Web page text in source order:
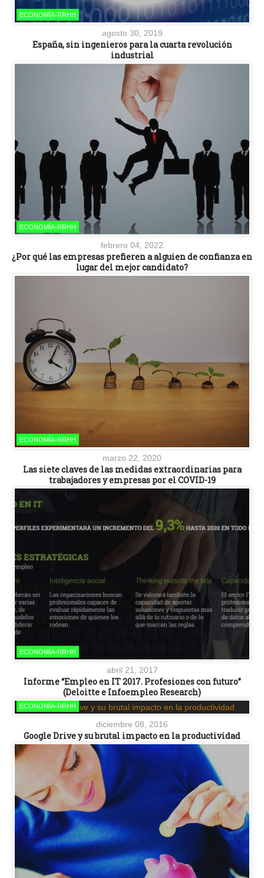
ECONOMÍA-RRHH
agosto 30, 2019
España, sin ingenieros para la cuarta revolución
industrial
ECONOMÍA-RRHH
febrero 04, 2022
¿Por qué las empresas prefieren a alguien de confianza en
lugar del mejor candidato?
ECONOMÍA-RRHH
marzo 22, 2020
Las siete claves de las medidas extraordinarias para
trabajadores y empresas por el COVID-19
ECONOMÍA-RRHH
abril 21, 2017
Informe “Empleo en IT 2017. Profesiones con futuro”
(Deloitte e Infoempleo Research)
ECONOMÍA-RRHH
diciembre 08, 2016
Google Drive y su brutal impacto en la productividad